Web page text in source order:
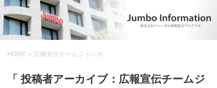
HOME > 広報宣伝チームジャンボ
「 投稿者アーカイブ：広報宣伝チームジ